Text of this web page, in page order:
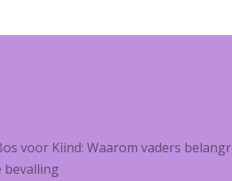
voor Kiind: Waarom vaders
bevalling